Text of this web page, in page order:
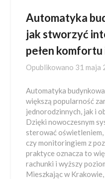
Automatyka
jak stworzyć
pełen komfortu
Opublikowano 31 maja
Automatyka
większą popularność
jednorodzinnych, jak i
Dzięki nowoczesnym
sterować
czy monitoringiem z
praktyce oznacza to
rachunki i wyższy
Mieszkając w